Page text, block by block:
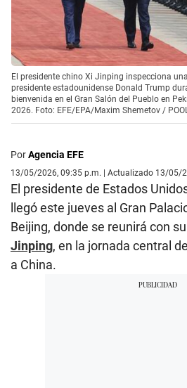
El presidente chino Xi Jinping inspecciona
presidente estadounidense Donald Trump
bienvenida en el Gran Salón del Pueblo en
2026. Foto: EFE/EPA/Maxim Shemetov / POOL
PorAgencia EFE
13/05/2026, 09:35 p.m. | Actualizado 13/05/
El presidente de Estados
llegó este jueves al Gran
Beijing, donde se reunirá con
Jinping, en la jornada central
a China.